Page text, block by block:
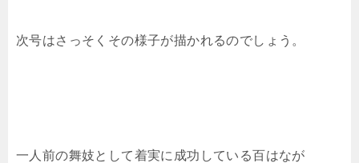
次号はさっそくその様子が描かれるのでしょう。
一人前の舞妓として着実に成功している百はなが